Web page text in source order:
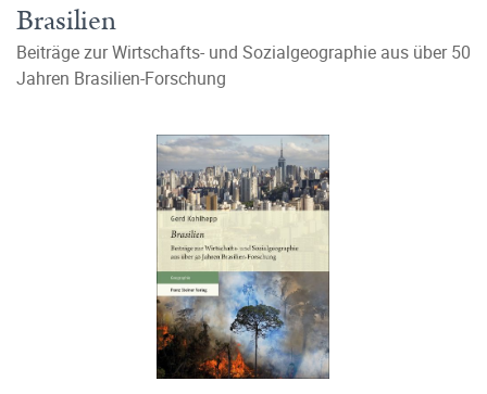
Brasilien
Beiträge zur Wirtschafts- und Sozialgeographie aus über 50
Jahren Brasilien-Forschung